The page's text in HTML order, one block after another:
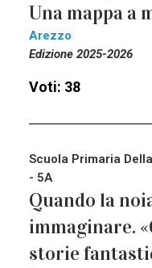
Una mappa a
Arezzo
Edizione 2025-2026
Voti: 38
Scuola Primaria
- 5A
Quando la
immaginare.
storie